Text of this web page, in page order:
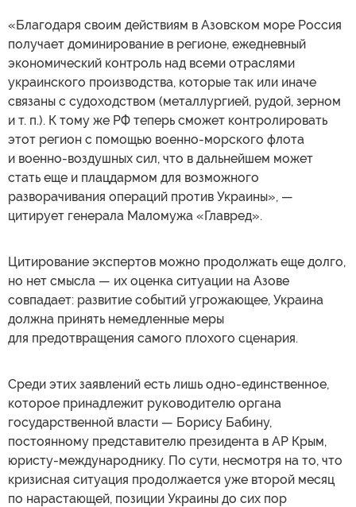
«Благодаря своим действиям в Азовском море Россия
получает доминирование в регионе, ежедневный
экономический контроль над всеми отраслями
украинского производства, которые так или иначе
связаны с судоходством (металлургией, рудой, зерном
и т. п.). К тому же РФ теперь сможет контролировать
этот регион с помощью военно-морского флота
и военно-воздушных сил, что в дальнейшем может
стать еще и плацдармом для возможного
разворачивания операций против Украины», —
цитирует генерала Маломужа «Главред».
Цитирование экспертов можно продолжать еще долго,
но нет смысла — их оценка ситуации на Азове
совпадает: развитие событий угрожающее, Украина
должна принять немедленные меры
для предотвращения самого плохого сценария.
Среди этих заявлений есть лишь одно-единственное,
которое принадлежит руководителю органа
государственной власти — Борису Бабину,
постоянному представителю президента в АР Крым,
юристу-международнику. По сути, несмотря на то, что
кризисная ситуация продолжается уже второй месяц
по нарастающей, позиции Украины до сих пор